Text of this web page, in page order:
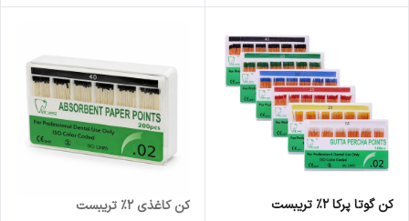
کن گوتا پرکا 2% تریبست کن کاغذی 2% تریبست